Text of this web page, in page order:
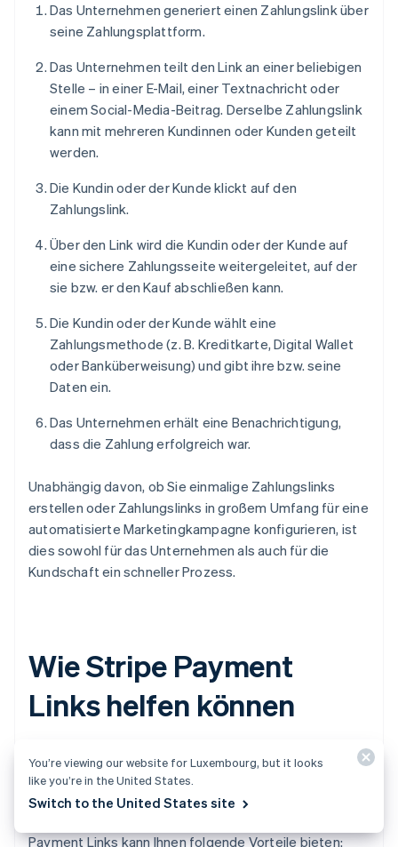
Das Unternehmen generiert einen Zahlungslink über
seine Zahlungsplattform.
Das Unternehmen teilt den Link an einer beliebigen
Stelle – in einer E-Mail, einer Textnachricht oder
einem Social-Media-Beitrag. Derselbe Zahlungslink
kann mit mehreren Kundinnen oder Kunden geteilt
werden.
Die Kundin oder der Kunde klickt auf den
Zahlungslink.
Über den Link wird die Kundin oder der Kunde auf
eine sichere Zahlungsseite weitergeleitet, auf der
sie bzw. er den Kauf abschließen kann.
Die Kundin oder der Kunde wählt eine
Zahlungsmethode (z. B. Kreditkarte, Digital Wallet
oder Banküberweisung) und gibt ihre bzw. seine
Daten ein.
Das Unternehmen erhält eine Benachrichtigung,
dass die Zahlung erfolgreich war.
Unabhängig davon, ob Sie einmalige Zahlungslinks
erstellen oder Zahlungslinks in großem Umfang für eine
automatisierte Marketingkampagne konfigurieren, ist
dies sowohl für das Unternehmen als auch für die
Kundschaft ein schneller Prozess.
Wie Stripe Payment
Links helfen können
Stripe Payment Links ist eine No-Code-Lösung, mit
der Sie sichere Zahlungsseiten schnell online erstellen
und freigeben können.
Payment Links kann Ihnen folgende Vorteile bieten:
You’re viewing our website for Luxembourg, but it looks
like you’re in the United States.
Switch to the United States site